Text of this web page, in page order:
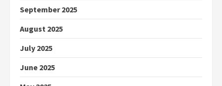
September 2025
August 2025
July 2025
June 2025